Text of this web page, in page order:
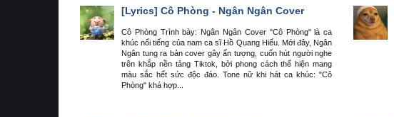
[Lyrics] Cô Phòng - Ngân Ngân Cover
Cô Phòng Trình bày: Ngân Ngân Cover "Cô Phòng" là ca
khúc nổi tiếng của nam ca sĩ Hồ Quang Hiếu. Mới đây, Ngân
Ngân tung ra bản cover gây ấn tượng, cuốn hút người nghe
trên khắp nền tảng Tiktok, bởi phong cách thể hiện mang
màu sắc hết sức độc đáo. Tone nữ khi hát ca khúc: "Cô
Phòng" khá hợp...